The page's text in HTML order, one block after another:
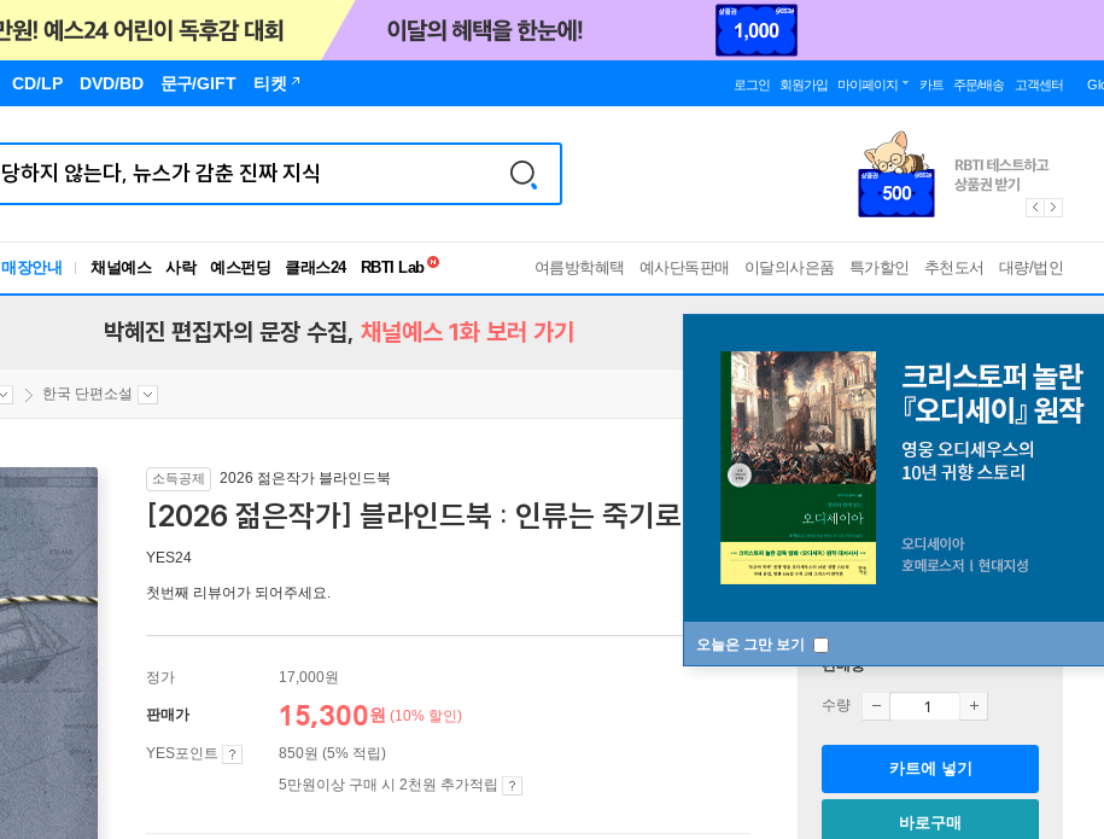
CD/LP DVD/BD 문구/GIFT 티켓 로그인 회원가입 마이페이지 카트 주문/배송 고객센터
매장안내 채널예스 사락 예스펀딩 클래스24
독서유형검사
여름방학혜택 예사단독판매 이달의사은품 특가할인 추천도서 대량/법인
오늘은 그만 보기
박혜진 편집자의 문장 수집, 채널예스 1화 보러 가기
한국 단편소설
소득공제 2026 젊은작가 블라인드북
[2026 젊은작가] 블라인드북 : 인류는 죽기로 합의했다.
YES24
첫번째 리뷰어가 되어주세요.
정가 17,000원
판매가 15,300원 (10% 할인)
YES포인트
850원 (5% 적립)
5만원이상 구매 시 2천원 추가적립
판매중
수량
카트에 넣기
바로구매